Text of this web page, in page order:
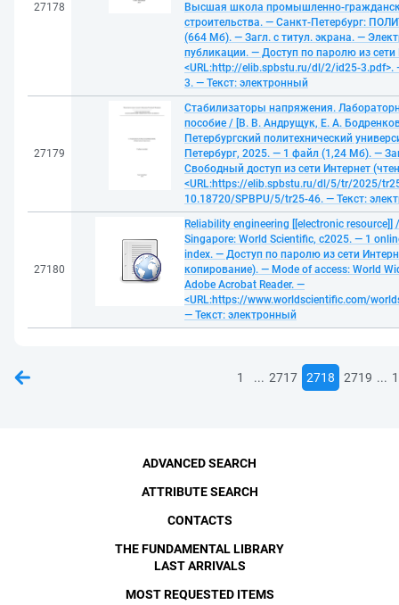
27178
Высшая школа промышленно-
строительства. — Санкт-Петербург:
(664 Мб). — Загл. с титул. экрана. —
публикации. — Доступ по паролю из сети
<URL:http://elib.spbstu.ru/dl/2/id25-3.pdf>.
3. — Текст: электронный
27179
Стабилизаторы напряжения.
пособие / [В. В. Андрущук, Е. А.
Петербургский политехнический
Петербург, 2025. — 1 файл (1,24 Мб). —
Свободный доступ из сети Интернет
<URL:https://elib.spbstu.ru/dl/5/tr/2025/
10.18720/SPBPU/5/tr25-46. — Текст:
27180
Reliability engineering [[electronic
Singapore: World Scientific, c2025. — 1
index. — Доступ по паролю из сети
копирование). — Mode of access: World
Adobe Acrobat Reader. —
<URL:https://www.worldscientific.com/
— Текст: электронный
1 ... 2717 2718 2719 ...
ADVANCED SEARCH
ATTRIBUTE SEARCH
CONTACTS
THE FUNDAMENTAL LIBRARY
LAST ARRIVALS
MOST REQUESTED ITEMS